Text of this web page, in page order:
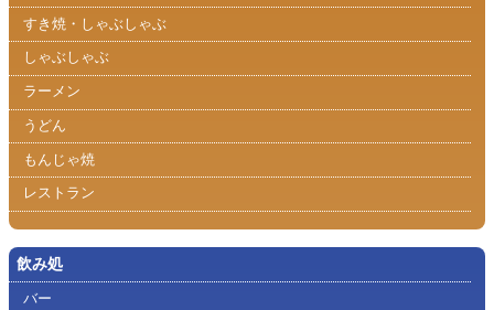
すき焼・しゃぶしゃぶ
しゃぶしゃぶ
ラーメン
うどん
もんじゃ焼
レストラン
飲み処
バー